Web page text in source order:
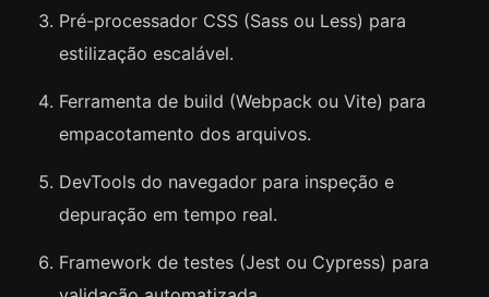
Pré-processador CSS (Sass ou Less) para
estilização escalável.
Ferramenta de build (Webpack ou Vite) para
empacotamento dos arquivos.
DevTools do navegador para inspeção e
depuração em tempo real.
Framework de testes (Jest ou Cypress) para